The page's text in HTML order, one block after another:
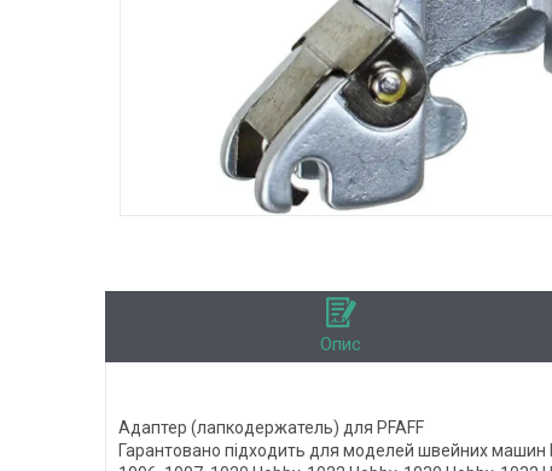
Опис
Адаптер (лапкодержатель) для PFAFF
Гарантовано підходить для моделей швейних